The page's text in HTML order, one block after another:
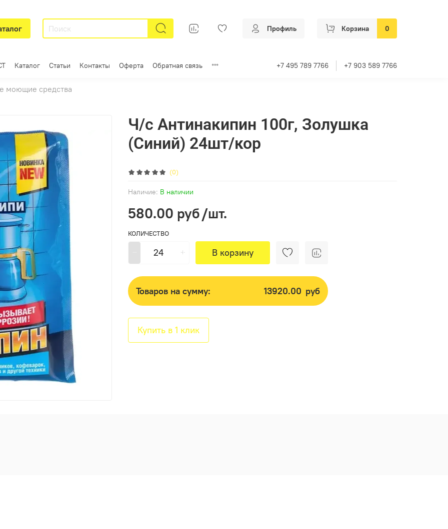
Профиль Корзина 0
Каталог Статьи Контакты Оферта Обратная связь +7 495 789 7766 +7 903 589 7766
моющие средства
(0)
Наличие: В наличии
Ч/с Антинакипин 100г, Золушка
(Синий) 24шт/кор
580.00 руб/шт.
КОЛИЧЕСТВО
В корзину
Товаров на сумму: 13920.00 руб
Купить в 1 клик